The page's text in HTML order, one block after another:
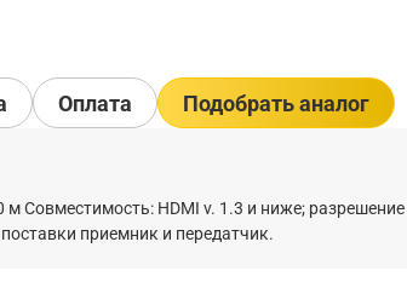
м Совместимость: HDMI v. 1.3 и ниже;
приемник и передатчик.
Оплата Подобрать аналог